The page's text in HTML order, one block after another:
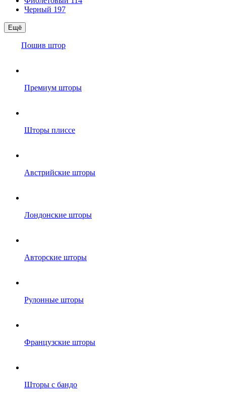
Черный 197
Ещё
Пошив штор
Премиум шторы
Шторы плиссе
Австрийские шторы
Лондонские шторы
Авторские шторы
Рулонные шторы
Французские шторы
Шторы с бандо